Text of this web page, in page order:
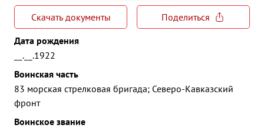
Скачать документы
Поделиться
Дата рождения
__.__.1922
Воинская часть
83 морская стрелковая бригада; Северо-Кавказский
фронт
Воинское звание